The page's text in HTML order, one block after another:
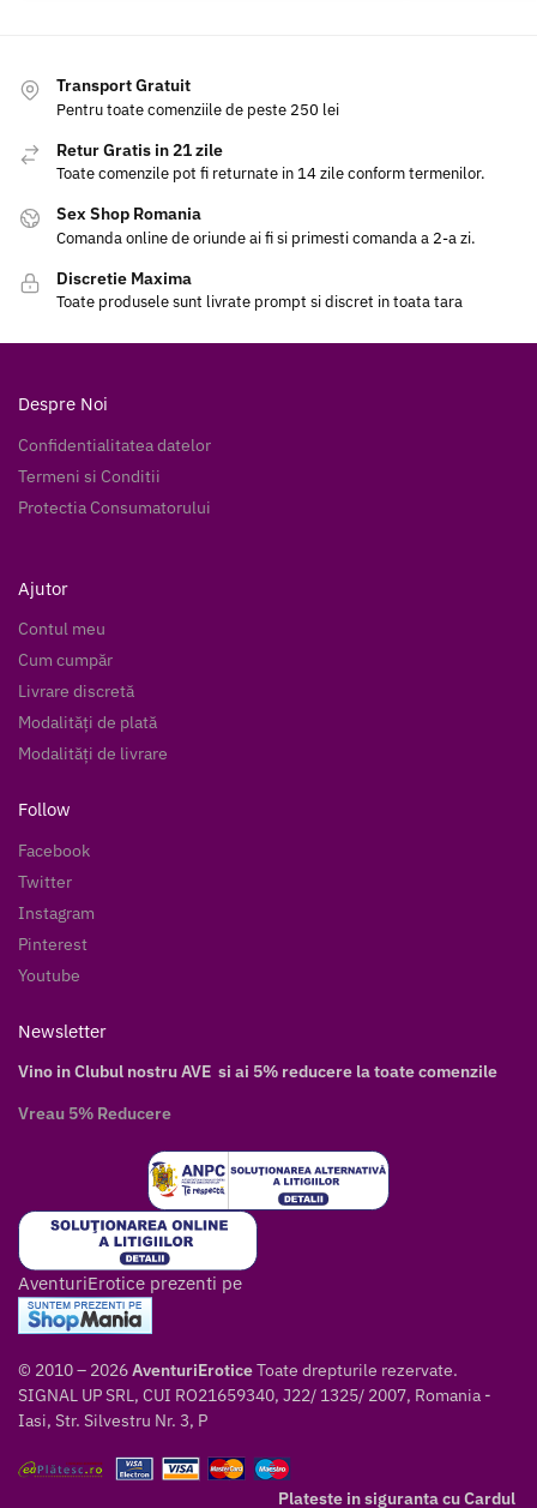
Transport Gratuit
Pentru toate comenziile de peste 250 lei
Retur Gratis in 21 zile
Toate comenzile pot fi returnate in 14 zile conform termenilor.
Sex Shop Romania
Comanda online de oriunde ai fi si primesti comanda a 2-a zi.
Discretie Maxima
Toate produsele sunt livrate prompt si discret in toata tara
Despre Noi
Confidentialitatea datelor
Termeni si Conditii
Protectia Consumatorului
Ajutor
Contul meu
Cum cumpăr
Livrare discretă
Modalități de plată
Modalități de livrare
Follow
Facebook
Twitter
Instagram
Pinterest
Youtube
Newsletter
Vino in Clubul nostru AVE si ai 5% reducere la toate comenzile
Vreau 5% Reducere
AventuriErotice prezenti pe
© 2010 – 2026AventuriEroticeToate drepturile rezervate.
SIGNAL UP SRL, CUI RO21659340, J22/ 1325/ 2007, Romania -
Iasi, Str. Silvestru Nr. 3, P
Plateste in siguranta cu Cardul